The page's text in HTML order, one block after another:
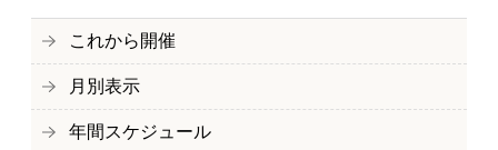
これから開催
月別表示
年間スケジュール